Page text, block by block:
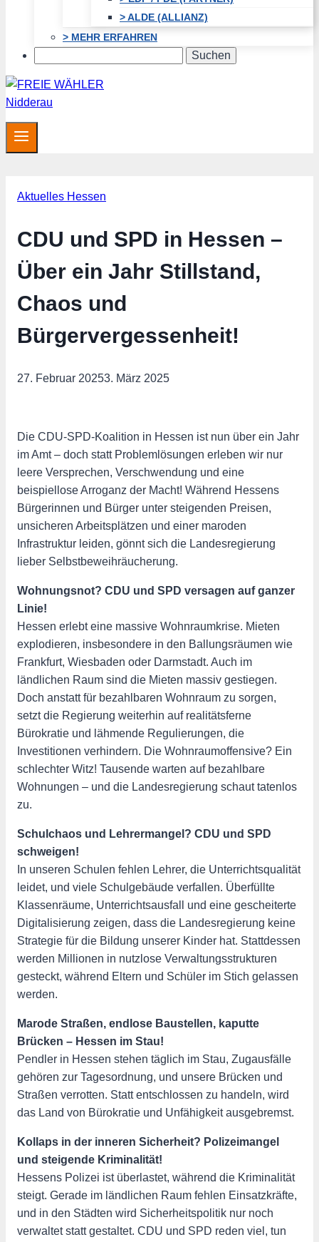
> ALDE (ALLIANZ)
> MEHR ERFAHREN
Aktuelles Hessen
CDU und SPD in Hessen –
Über ein Jahr Stillstand,
Chaos und
Bürgervergessenheit!
27. Februar 20253. März 2025
Die CDU-SPD-Koalition in Hessen ist nun über ein Jahr
im Amt – doch statt Problemlösungen erleben wir nur
leere Versprechen, Verschwendung und eine
beispiellose Arroganz der Macht! Während Hessens
Bürgerinnen und Bürger unter steigenden Preisen,
unsicheren Arbeitsplätzen und einer maroden
Infrastruktur leiden, gönnt sich die Landesregierung
lieber Selbstbeweihräucherung.
Wohnungsnot? CDU und SPD versagen auf ganzer
Linie!
Hessen erlebt eine massive Wohnraumkrise. Mieten
explodieren, insbesondere in den Ballungsräumen wie
Frankfurt, Wiesbaden oder Darmstadt. Auch im
ländlichen Raum sind die Mieten massiv gestiegen.
Doch anstatt für bezahlbaren Wohnraum zu sorgen,
setzt die Regierung weiterhin auf realitätsferne
Bürokratie und lähmende Regulierungen, die
Investitionen verhindern. Die Wohnraumoffensive? Ein
schlechter Witz! Tausende warten auf bezahlbare
Wohnungen – und die Landesregierung schaut tatenlos
zu.
Schulchaos und Lehrermangel? CDU und SPD
schweigen!
In unseren Schulen fehlen Lehrer, die Unterrichtsqualität
leidet, und viele Schulgebäude verfallen. Überfüllte
Klassenräume, Unterrichtsausfall und eine gescheiterte
Digitalisierung zeigen, dass die Landesregierung keine
Strategie für die Bildung unserer Kinder hat. Stattdessen
werden Millionen in nutzlose Verwaltungsstrukturen
gesteckt, während Eltern und Schüler im Stich gelassen
werden.
Marode Straßen, endlose Baustellen, kaputte
Brücken – Hessen im Stau!
Pendler in Hessen stehen täglich im Stau, Zugausfälle
gehören zur Tagesordnung, und unsere Brücken und
Straßen verrotten. Statt entschlossen zu handeln, wird
das Land von Bürokratie und Unfähigkeit ausgebremst.
Kollaps in der inneren Sicherheit? Polizeimangel
und steigende Kriminalität!
Hessens Polizei ist überlastet, während die Kriminalität
steigt. Gerade im ländlichen Raum fehlen Einsatzkräfte,
und in den Städten wird Sicherheitspolitik nur noch
verwaltet statt gestaltet. CDU und SPD reden viel, tun